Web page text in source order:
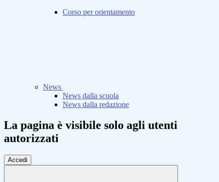
Corso per orientamento
News
News dalla scuola
News dalla redazione
La pagina è visibile solo agli utenti
autorizzati
Accedi